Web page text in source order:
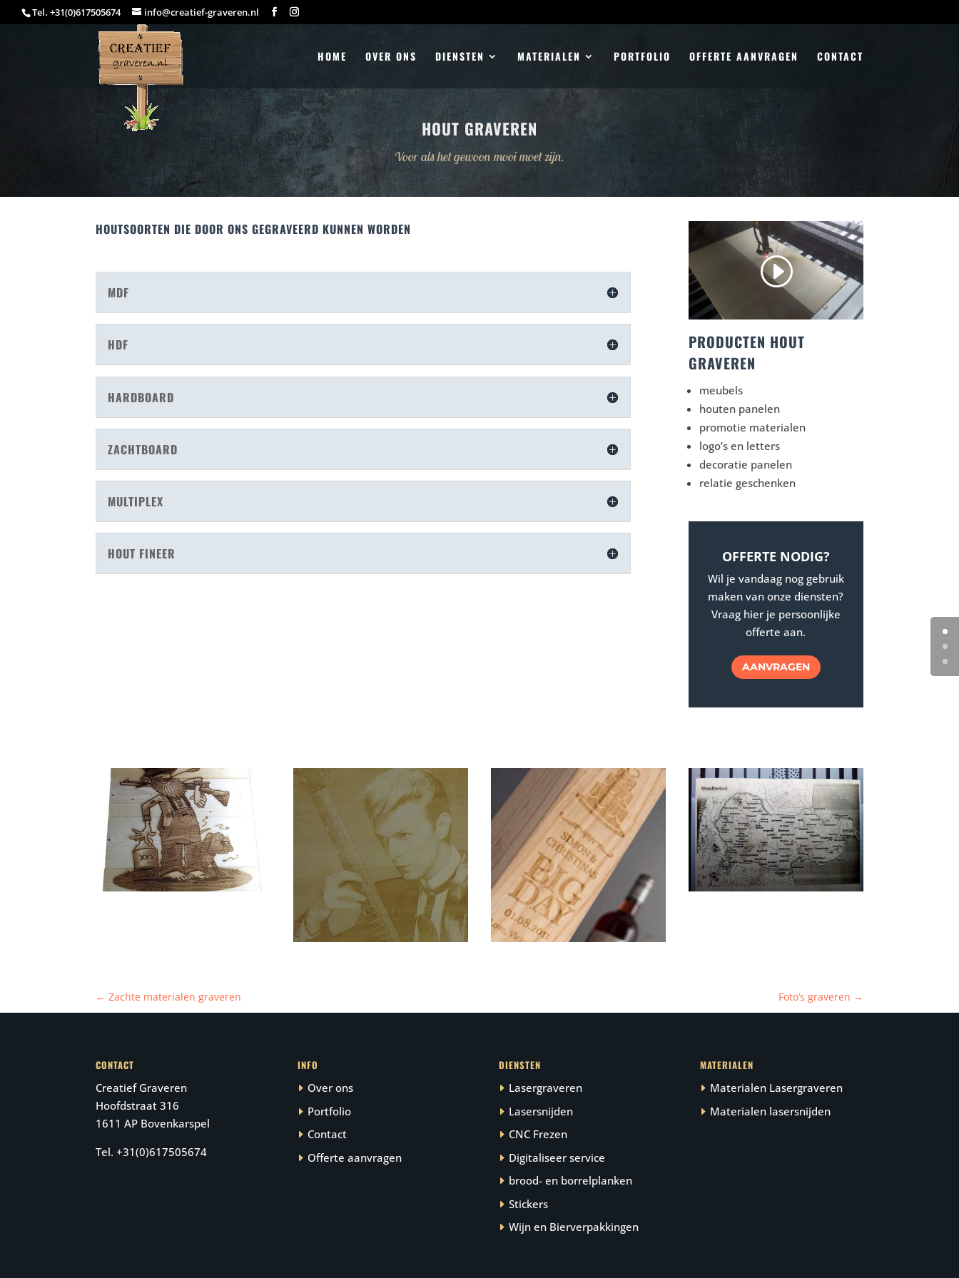
Tel. +31(0)617505674 info@creatief-graveren.nl
HOME OVER ONS DIENSTEN MATERIALEN PORTFOLIO OFFERTE AANVRAGEN CONTACT
HOUT GRAVEREN
Voor als het gewoon mooi moet zijn.
HOUTSOORTEN DIE DOOR ONS GEGRAVEERD KUNNEN WORDEN
MDF
HDF
HARDBOARD
ZACHTBOARD
MULTIPLEX
HOUT FINEER
PRODUCTEN HOUT
GRAVEREN
meubels
houten panelen
promotie materialen
logo’s en letters
decoratie panelen
relatie geschenken
OFFERTE NODIG?
Wil je vandaag nog gebruik
maken van onze diensten?
Vraag hier je persoonlijke
offerte aan.
AANVRAGEN
← Zachte materialen graveren Foto’s graveren →
CONTACT
Creatief Graveren
Hoofdstraat 316
1611 AP Bovenkarspel
Tel. +31(0)617505674
INFO
Over ons
Portfolio
Contact
Offerte aanvragen
DIENSTEN
Lasergraveren
Lasersnijden
CNC Frezen
Digitaliseer service
brood- en borrelplanken
Stickers
Wijn en Bierverpakkingen
MATERIALEN
Materialen Lasergraveren
Materialen lasersnijden